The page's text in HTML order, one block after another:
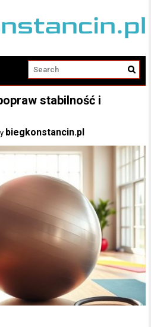
stabilność i
biegkonstancin.pl